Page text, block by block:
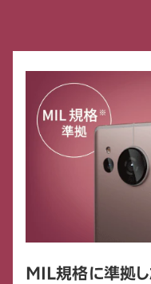
MIL規格に準拠し